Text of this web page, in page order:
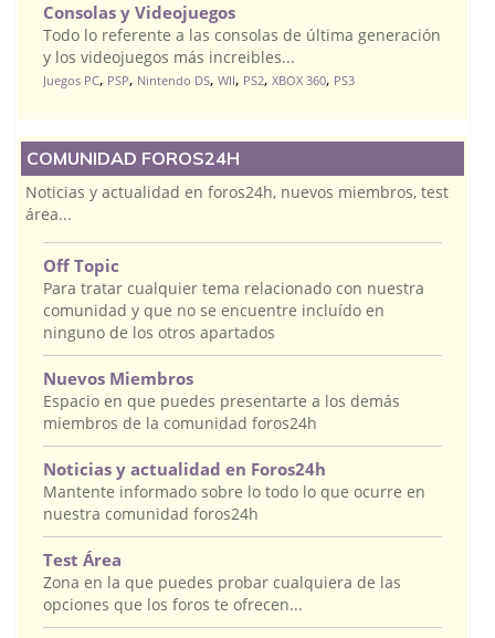
Consolas y Videojuegos
Todo lo referente a las consolas de última generación
y los videojuegos más increibles...
Juegos PC, PSP, Nintendo DS, WII, PS2, XBOX 360, PS3
COMUNIDAD FOROS24H
Noticias y actualidad en foros24h, nuevos miembros, test
área...
Off Topic
Para tratar cualquier tema relacionado con nuestra
comunidad y que no se encuentre incluído en
ninguno de los otros apartados
Nuevos Miembros
Espacio en que puedes presentarte a los demás
miembros de la comunidad foros24h
Noticias y actualidad en Foros24h
Mantente informado sobre lo todo lo que ocurre en
nuestra comunidad foros24h
Test Área
Zona en la que puedes probar cualquiera de las
opciones que los foros te ofrecen...